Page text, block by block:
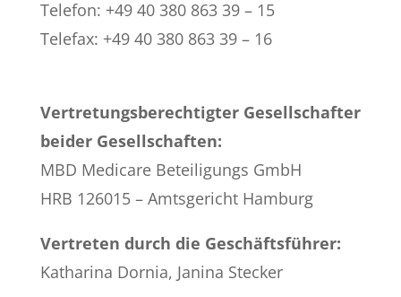
Telefon: +49 40 380 863 39 – 15
Telefax: +49 40 380 863 39 – 16
Vertretungsberechtigter Gesellschafter
beider Gesellschaften:
MBD Medicare Beteiligungs GmbH
HRB 126015 – Amtsgericht Hamburg
Vertreten durch die Geschäftsführer:
Katharina Dornia, Janina Stecker